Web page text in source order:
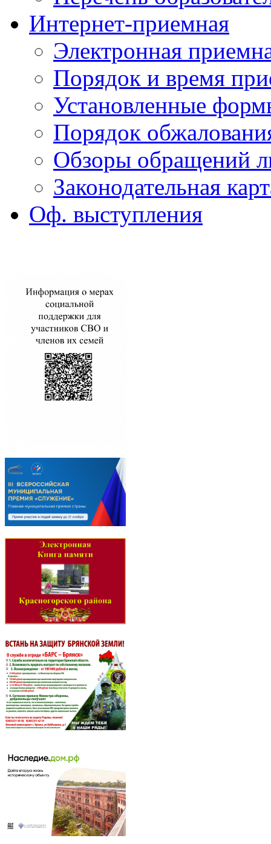
Интернет-приемная
Электронная
Порядок и время
Установленные
Порядок
Обзоры обращений
Законодательная
Оф. выступления